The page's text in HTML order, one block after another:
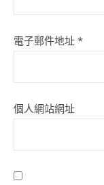
電子郵件地址 *
個人網站網址